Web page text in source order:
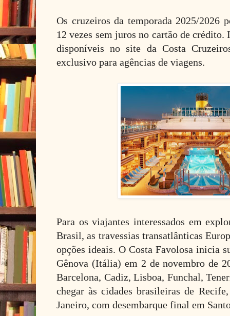
Os cruzeiros da temporada 2025/2026
12 vezes sem juros no cartão de
disponíveis no site da Costa
exclusivo para agências de viagens.
Para os viajantes interessados em
Brasil, as travessias transatlânticas
opções ideais. O Costa Favolosa inicia
Gênova (Itália) em 2 de novembro de
Barcelona, Cadiz, Lisboa, Funchal,
chegar às cidades brasileiras de
Janeiro, com desembarque final em